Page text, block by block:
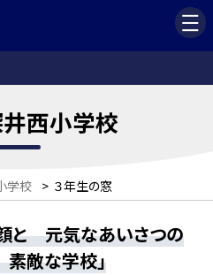
西小学校
学校 > ３年生の窓
と 元気なあいさつの
敵な学校」